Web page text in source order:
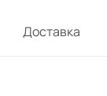
Доставка